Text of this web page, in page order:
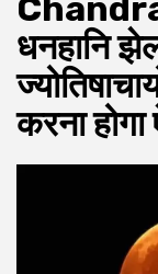
धनहानि
करना होगा